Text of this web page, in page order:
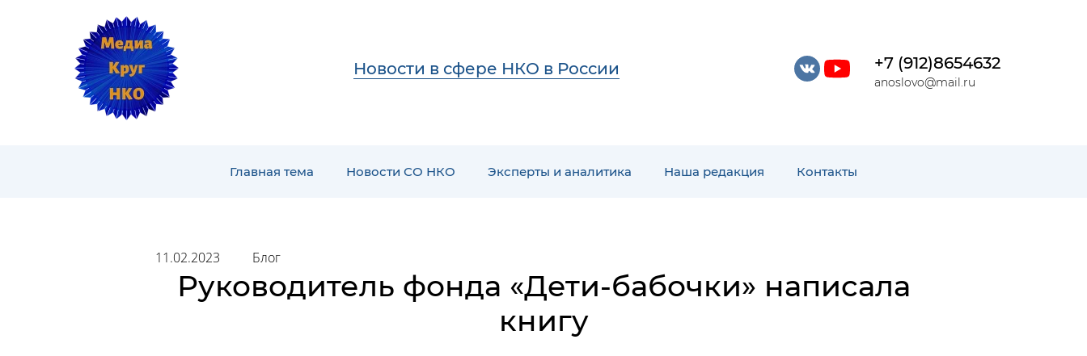
Новости в сфере НКО в России +7 (912)8654632
anoslovo@mail.ru
Главная тема Новости СО НКО Эксперты и аналитика Наша редакция Контакты
11.02.2023 Блог
Руководитель фонда «Дети-бабочки» написала
книгу